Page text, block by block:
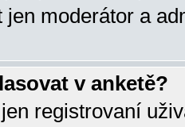
jen moderátor a
v anketě?
registrovaní